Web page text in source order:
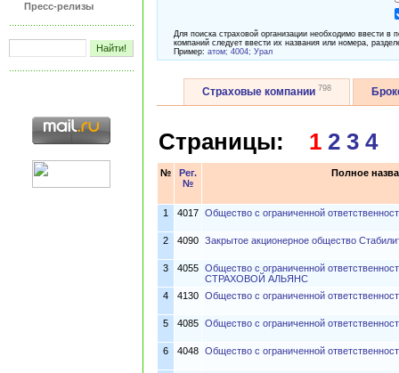
Пресс-релизы
Для поиска страховой организации необходимо ввести
компаний следует ввести их названия или номера,
Пример: атом; 4004; Урал
Страховые компании 798
Страницы: 1 2 3 4
№
Рег.
№
Полное
1 4017 Общество с ограниченной
2 4090 Закрытое акционерное общество
3 4055 Общество с ограниченной
СТРАХОВОЙ АЛЬЯНС
4
4130 Общество с ограниченной
5 4085 Общество с ограниченной
6 4048 Общество с ограниченной